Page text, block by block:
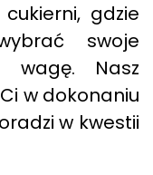
gdzie
swoje
wagę. Nasz
w dokonaniu
w kwestii